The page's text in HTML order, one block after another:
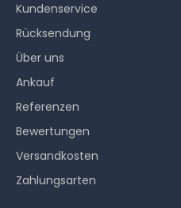
Kundenservice
Rücksendung
Über uns
Ankauf
Referenzen
Bewertungen
Versandkosten
Zahlungsarten